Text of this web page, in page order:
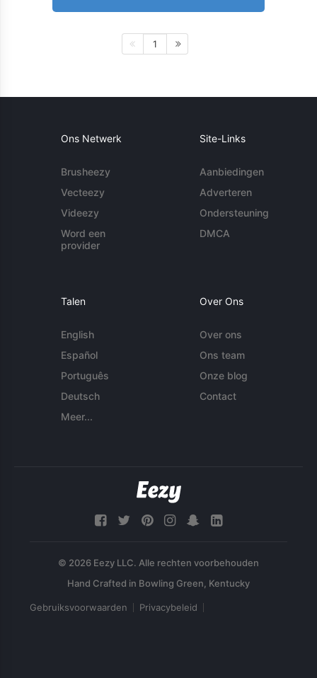
1
Ons Netwerk
Brusheezy
Vecteezy
Videezy
Word een
provider
Site-Links
Aanbiedingen
Adverteren
Ondersteuning
DMCA
Talen
English
Español
Português
Deutsch
Meer...
Over Ons
Over ons
Ons team
Onze blog
Contact
© 2026 Eezy LLC. Alle rechten voorbehouden
Gebruiksvoorwaarden Privacybeleid